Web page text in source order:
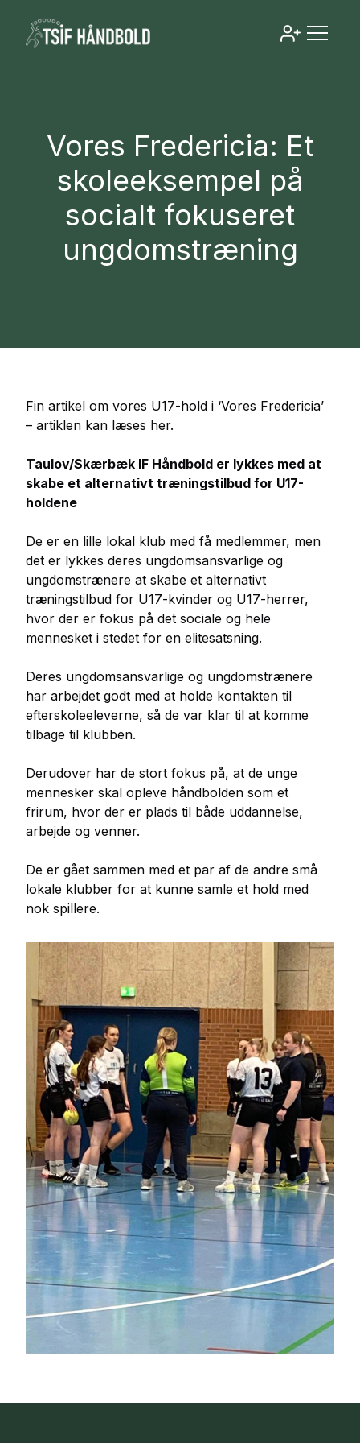
Vores Fredericia: Et
skoleeksempel på
socialt fokuseret
ungdomstræning
Fin artikel om vores U17-hold i ‘Vores Fredericia’
– artiklen kan læses her.
Taulov/Skærbæk IF Håndbold er lykkes med at
skabe et alternativt træningstilbud for U17-
holdene
De er en lille lokal klub med få medlemmer, men
det er lykkes deres ungdomsansvarlige og
ungdomstrænere at skabe et alternativt
træningstilbud for U17-kvinder og U17-herrer,
hvor der er fokus på det sociale og hele
mennesket i stedet for en elitesatsning.
Deres ungdomsansvarlige og ungdomstrænere
har arbejdet godt med at holde kontakten til
efterskoleeleverne, så de var klar til at komme
tilbage til klubben.
Derudover har de stort fokus på, at de unge
mennesker skal opleve håndbolden som et
frirum, hvor der er plads til både uddannelse,
arbejde og venner.
De er gået sammen med et par af de andre små
lokale klubber for at kunne samle et hold med
nok spillere.